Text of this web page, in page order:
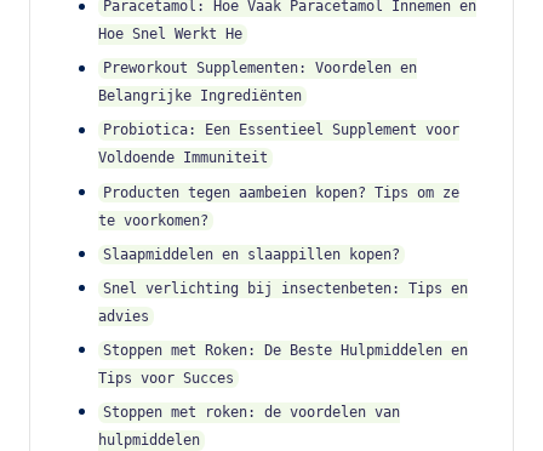
Paracetamol: Hoe Vaak Paracetamol Innemen en
Hoe Snel Werkt He
Preworkout Supplementen: Voordelen en
Belangrijke Ingrediënten
Probiotica: Een Essentieel Supplement voor
Voldoende Immuniteit
Producten tegen aambeien kopen? Tips om ze
te voorkomen?
Slaapmiddelen en slaappillen kopen?
Snel verlichting bij insectenbeten: Tips en
advies
Stoppen met Roken: De Beste Hulpmiddelen en
Tips voor Succes
Stoppen met roken: de voordelen van
hulpmiddelen